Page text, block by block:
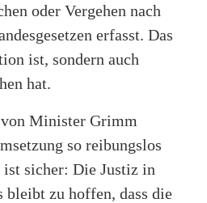
oder Vergehen nach
erfasst. Das
ist, sondern auch
hat.
von Minister Grimm
so reibungslos
sicher: Die Justiz in
bleibt zu hoffen, dass die